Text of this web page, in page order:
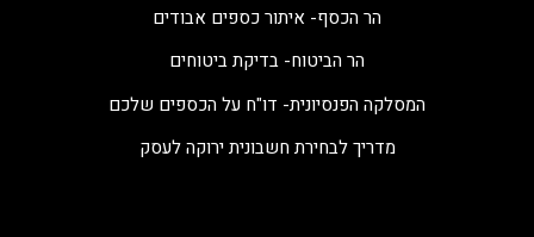
הר הכסף- איתור כספים אבודים
הר הביטוח- בדיקת ביטוחים
המסלקה הפנסיונית- דו"ח על הכספים שלכם
מדריך לבחירת חשבונית ירוקה לעסק